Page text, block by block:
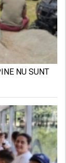
NU SUNT